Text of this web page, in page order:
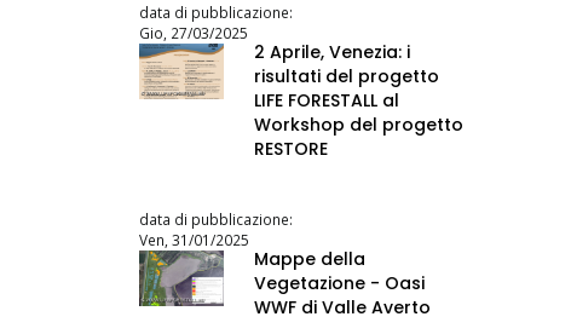
data di pubblicazione:
Gio, 27/03/2025
2 Aprile, Venezia: i
risultati del progetto
LIFE FORESTALL al
Workshop del progetto
RESTORE
data di pubblicazione:
Ven, 31/01/2025
Mappe della
Vegetazione - Oasi
WWF di Valle Averto